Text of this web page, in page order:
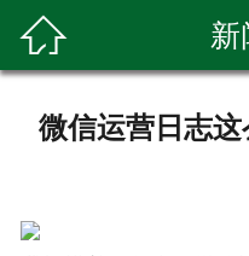
 新
微信运营日志